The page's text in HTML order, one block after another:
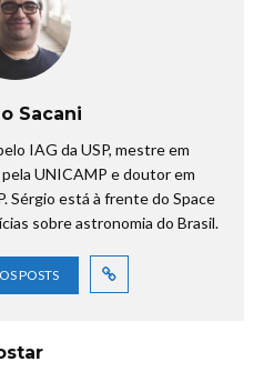
Sacani
IAG da USP, mestre em
UNICAMP e doutor em
Sérgio está à frente do Space
sobre astronomia do Brasil.
POSTS